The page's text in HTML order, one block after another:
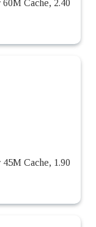
Cache, 2.40
Cache, 1.90